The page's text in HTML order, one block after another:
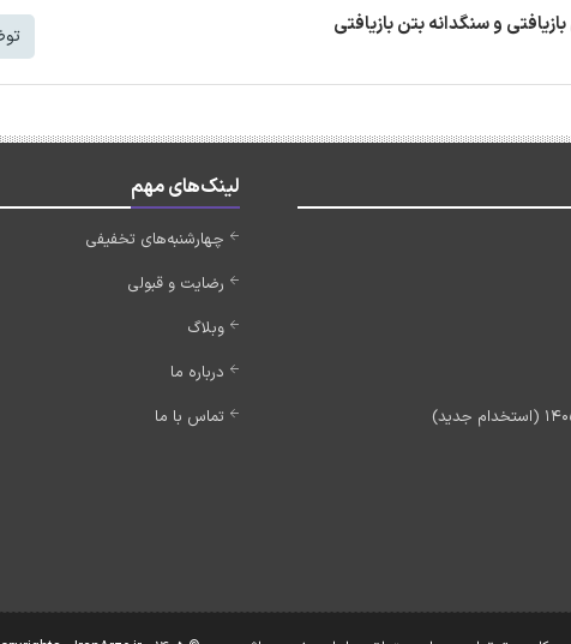
و سنگدانه بتن بازیافتی
لینک‌های مهم
چهارشنبه‌های تخفیفی
رضایت و قبولی
وبلاگ
درباره ما
تماس با ما